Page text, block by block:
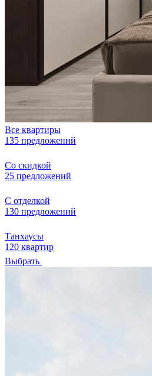
Все квартиры
135 предложений
Со скидкой
25 предложений
С отделкой
130 предложений
Танхаусы
120 квартир
Выбрать